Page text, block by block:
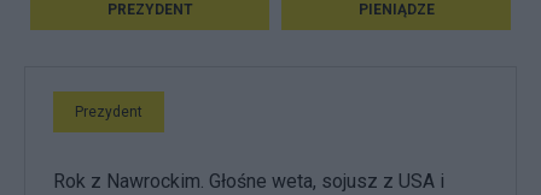
PREZYDENT PIENIĄDZE
Prezydent
Rok z Nawrockim. Głośne weta, sojusz z USA i